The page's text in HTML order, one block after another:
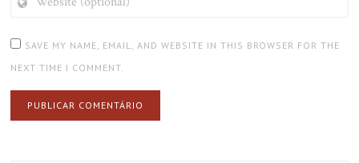
(OPTIONAL)
SAVE MY NAME, EMAIL, AND WEBSITE IN THIS BROWSER FOR THE
NEXT TIME I COMMENT.